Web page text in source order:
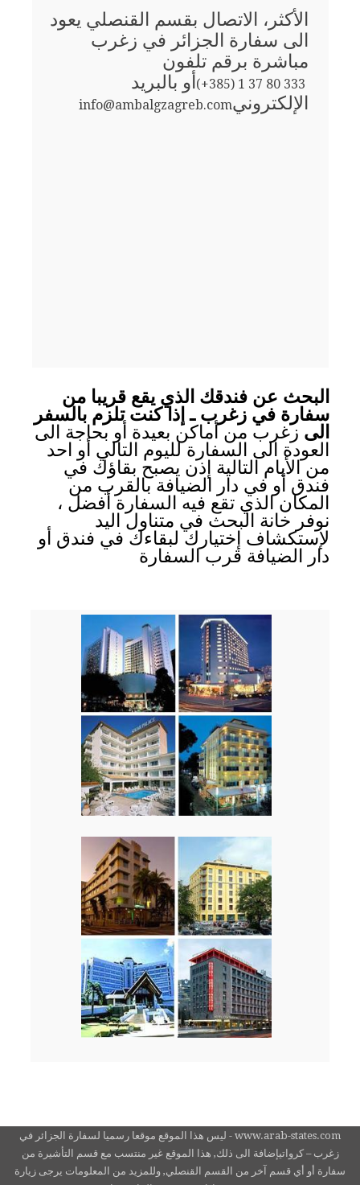
الأكثر، الاتصال بقسم القنصلي يعود
الى سفارة الجزائر في زغرب
مباشرة برقم تلفون
(+385) 1 37 80 333أو بالبريد
الإلكترونيinfo@ambalgzagreb.com
البحث عن فندقك الذي يقع قريبا من
سفارة في زغرب ـ إذا كنت تلزم بالسفر
الى زغرب من أماكن بعيدة أو بحاجة الى
العودة الى السفارة لليوم التالي أو احد
من الأيام التالية إذن يصبح بقاؤك في
فندق أو في دار الضيافة بالقرب من
المكان الذي تقع فيه السفارة أفضل ،
نوفر خانة البحث في متناول اليد
لإستكشاف إختيارك لبقاءك في فندق أو
دار الضيافة قرب السفارة
www.arab-states.com - ليس هذا الموقع موقعا رسميا لسفارة الجزائر في
زغرب – كرواتيإضافة الى ذلك, هذا الموقع غير منتسب مع قسم التأشيرة من
سفارة أو أي قسم آخر من القسم القنصلي, وللمزيد من المعلومات يرجى زيارة